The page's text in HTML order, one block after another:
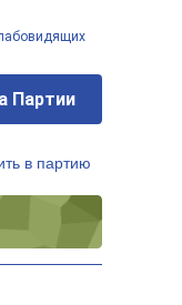
Партии
в партию